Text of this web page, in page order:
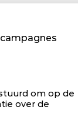
om op de
over de